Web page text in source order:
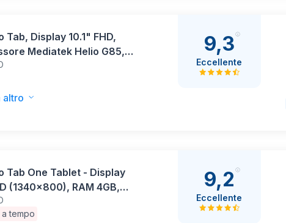
Tab, Display 10.1" FHD,
Mediatek Helio G85,
Memoria 128GB, WiFi 6,
- Polar Blue
altro
9,3
Eccellente
tempo
Tab One Tablet - Display
(1340x800), RAM 4GB,
64GB, WiFi 5, Processore
Helio G85, Tablet Android
9,2
Eccellente